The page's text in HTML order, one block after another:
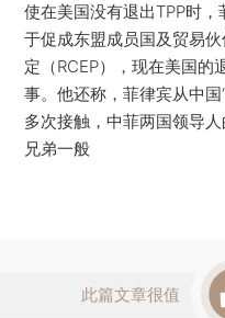
使在美国没有退出TPP时
于促成东盟成员国及贸易
定（RCEP），现在美国的
事。他还称，菲律宾从中
多次接触，中菲两国领导
兄弟一般
此篇文章很值